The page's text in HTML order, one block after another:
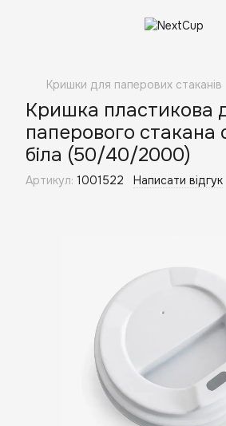
Кришки для паперових стаканів
Кришка пластикова
паперового
біла (50/40/2000)
Артикул: 1001522 Написати відгук